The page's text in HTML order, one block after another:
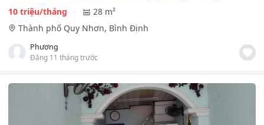
10 triệu/tháng
28 m²
Thành phố Quy Nhơn, Bình Định
Phương
Đăng 11 tháng trước